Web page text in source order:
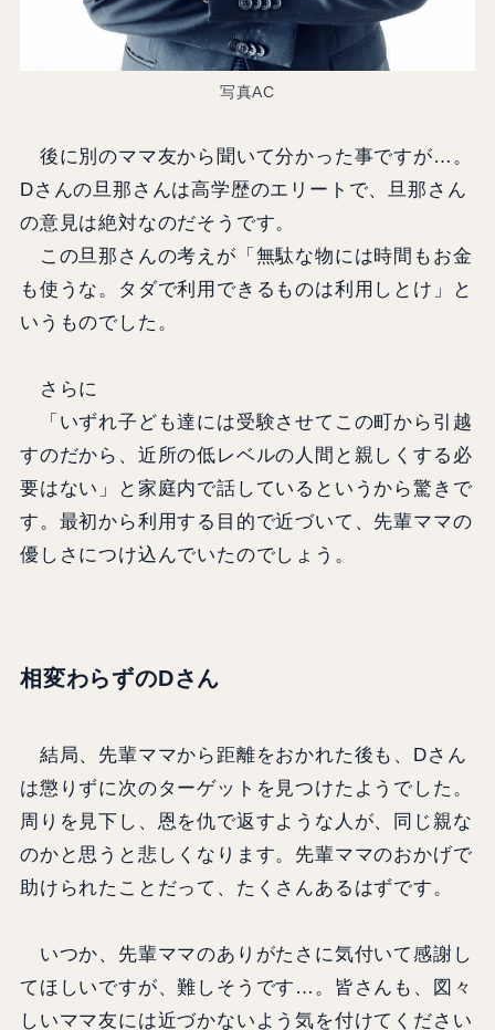
写真AC
後に別のママ友から聞いて分かった事ですが…。
Dさんの旦那さんは高学歴のエリートで、旦那さん
の意見は絶対なのだそうです。
この旦那さんの考えが「無駄な物には時間もお金
も使うな。タダで利用できるものは利用しとけ」と
いうものでした。
さらに
「いずれ子ども達には受験させてこの町から引越
すのだから、近所の低レベルの人間と親しくする必
要はない」と家庭内で話しているというから驚きで
す。最初から利用する目的で近づいて、先輩ママの
優しさにつけ込んでいたのでしょう。
相変わらずのDさん
結局、先輩ママから距離をおかれた後も、Dさん
は懲りずに次のターゲットを見つけたようでした。
周りを見下し、恩を仇で返すような人が、同じ親な
のかと思うと悲しくなります。先輩ママのおかげで
助けられたことだって、たくさんあるはずです。
いつか、先輩ママのありがたさに気付いて感謝し
てほしいですが、難しそうです…。皆さんも、図々
しいママ友には近づかないよう気を付けてください